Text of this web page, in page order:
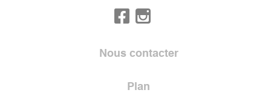
Nous contacter
Plan